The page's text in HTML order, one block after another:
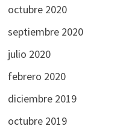
octubre 2020
septiembre 2020
julio 2020
febrero 2020
diciembre 2019
octubre 2019